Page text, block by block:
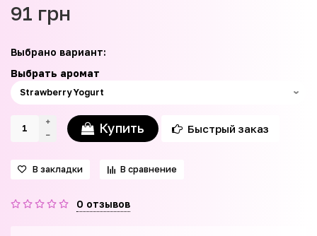
91 грн
Выбрано вариант:
Выбрать аромат
Купить Быстрый заказ
В закладки В сравнение
0 отзывов